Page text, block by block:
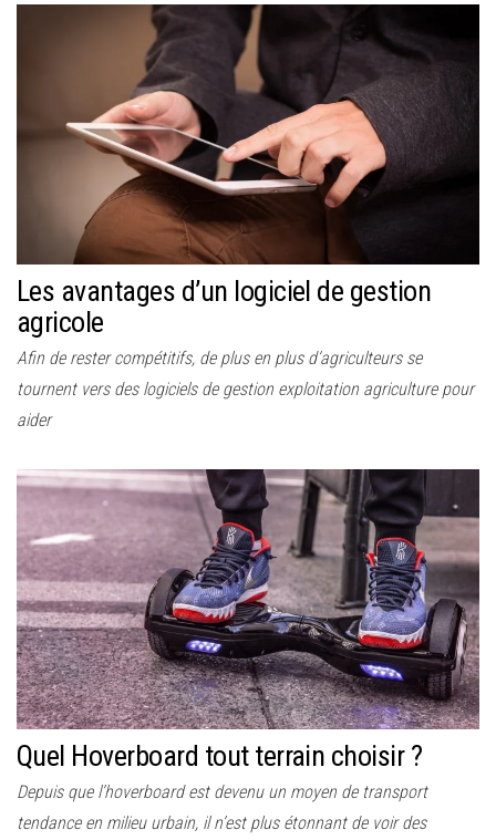
Les avantages d’un logiciel de gestion
agricole
Afin de rester compétitifs, de plus en plus d’agriculteurs se
tournent vers des logiciels de gestion exploitation agriculture pour
aider
Quel Hoverboard tout terrain choisir ?
Depuis que l’hoverboard est devenu un moyen de transport
tendance en milieu urbain, il n’est plus étonnant de voir des